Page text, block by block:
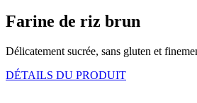
Farine de riz brun
Délicatement sucrée, sans gluten et
DÉTAILS DU PRODUIT